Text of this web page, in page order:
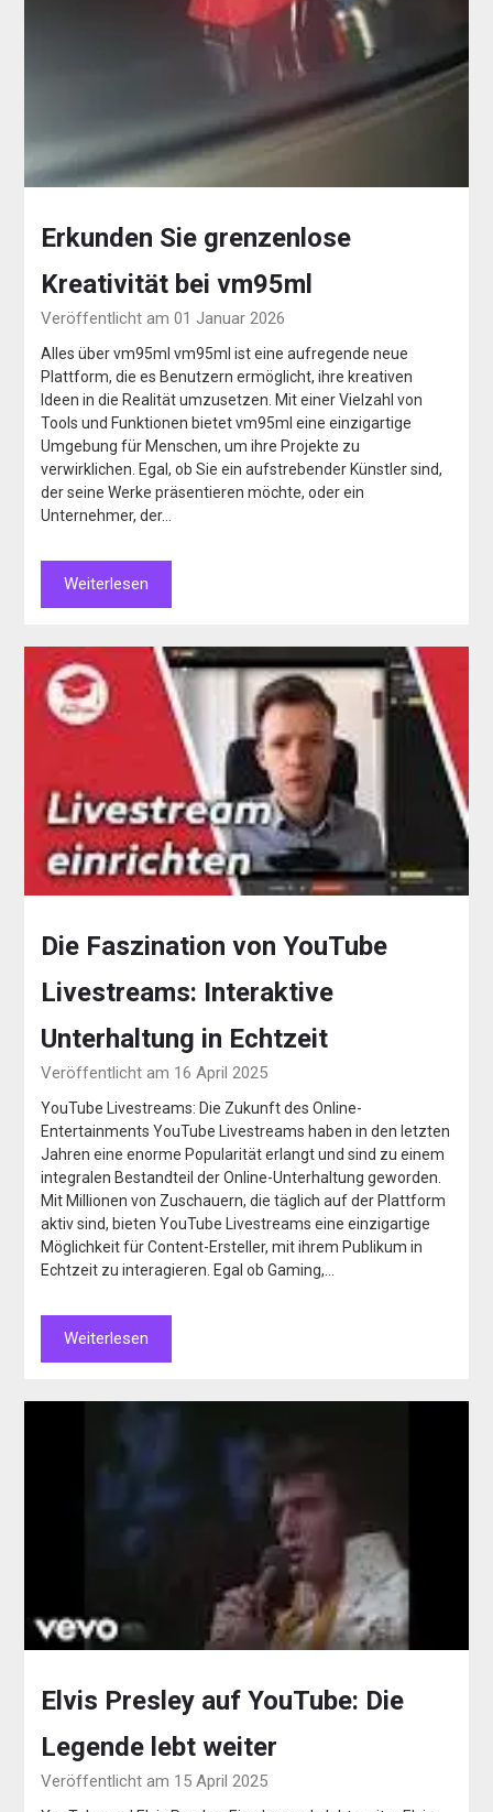
Erkunden Sie grenzenlose
Kreativität bei vm95ml
Veröffentlicht am 01 Januar 2026
Alles über vm95ml vm95ml ist eine aufregende neue
Plattform, die es Benutzern ermöglicht, ihre kreativen
Ideen in die Realität umzusetzen. Mit einer Vielzahl von
Tools und Funktionen bietet vm95ml eine einzigartige
Umgebung für Menschen, um ihre Projekte zu
verwirklichen. Egal, ob Sie ein aufstrebender Künstler sind,
der seine Werke präsentieren möchte, oder ein
Unternehmer, der…
Weiterlesen
Die Faszination von YouTube
Livestreams: Interaktive
Unterhaltung in Echtzeit
Veröffentlicht am 16 April 2025
YouTube Livestreams: Die Zukunft des Online-
Entertainments YouTube Livestreams haben in den letzten
Jahren eine enorme Popularität erlangt und sind zu einem
integralen Bestandteil der Online-Unterhaltung geworden.
Mit Millionen von Zuschauern, die täglich auf der Plattform
aktiv sind, bieten YouTube Livestreams eine einzigartige
Möglichkeit für Content-Ersteller, mit ihrem Publikum in
Echtzeit zu interagieren. Egal ob Gaming,…
Weiterlesen
Elvis Presley auf YouTube: Die
Legende lebt weiter
Veröffentlicht am 15 April 2025